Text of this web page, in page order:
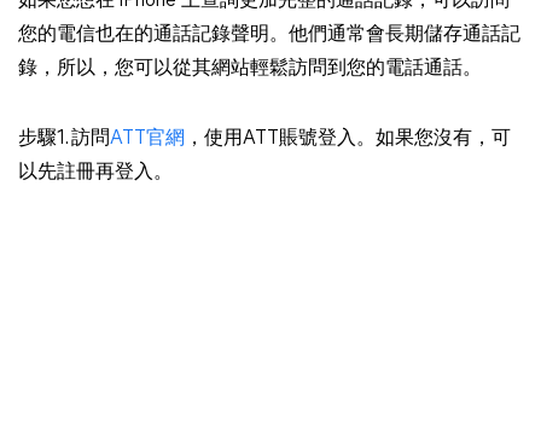
您的電信也在的通話記錄聲明。他們通常會長期儲存通話記
錄，所以，您可以從其網站輕鬆訪問到您的電話通話。
步驟1. 訪問ATT官網 ，使用ATT賬號登入。如果您沒有，可
以先註冊再登入。